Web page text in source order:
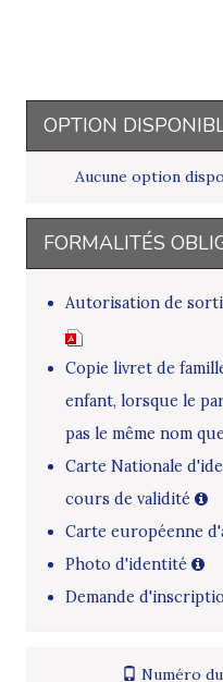
OPTION
Aucune option
FORMALITÉS
Autorisation de
Copie livret de
enfant, lorsque le
pas le même nom
Carte Nationale
cours de validité
Carte européenne
Photo d'identité
Demande
Numéro